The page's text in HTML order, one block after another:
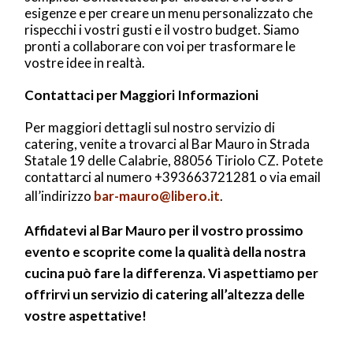
esigenze e per creare un menu personalizzato che
rispecchi i vostri gusti e il vostro budget. Siamo
pronti a collaborare con voi per trasformare le
vostre idee in realtà.
Contattaci per Maggiori Informazioni
Per maggiori dettagli sul nostro servizio di
catering, venite a trovarci al Bar Mauro in Strada
Statale 19 delle Calabrie, 88056 Tiriolo CZ. Potete
contattarci al numero +393663721281 o via email
all’indirizzo bar-mauro@libero.it.
Affidatevi al Bar Mauro per il vostro prossimo
evento e scoprite come la qualità della nostra
cucina può fare la differenza. Vi aspettiamo per
offrirvi un servizio di catering all’altezza delle
vostre aspettative!